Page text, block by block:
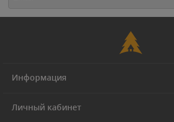
Информация
Личный кабинет